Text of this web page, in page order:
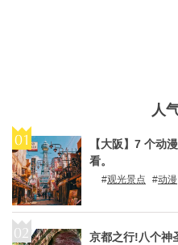
人
【大阪】7 个动
看。
观光景点 动漫
京都之行!八个神